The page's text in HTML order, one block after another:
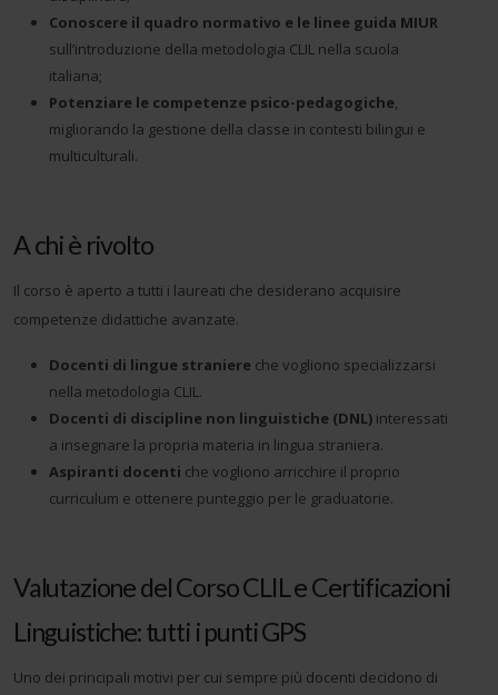
Conoscere il quadro normativo e le linee guida MIUR
sull’introduzione della metodologia CLIL nella scuola
italiana;
Potenziare le competenze psico-pedagogiche,
migliorando la gestione della classe in contesti bilingui e
multiculturali.
A chi è rivolto
Il corso è aperto a tutti i laureati che desiderano acquisire
competenze didattiche avanzate.
Docenti di lingue straniere che vogliono specializzarsi
nella metodologia CLIL.
Docenti di discipline non linguistiche (DNL) interessati
a insegnare la propria materia in lingua straniera.
Aspiranti docenti che vogliono arricchire il proprio
curriculum e ottenere punteggio per le graduatorie.
Valutazione del Corso CLIL e Certificazioni
Linguistiche: tutti i punti GPS
Uno dei principali motivi per cui sempre più docenti decidono di